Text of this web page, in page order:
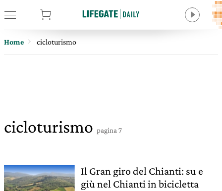
Home cicloturismo
cicloturismo pagina 7
Il Gran giro del Chianti: su e
giù nel Chianti in bicicletta